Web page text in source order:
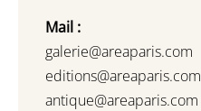
Mail :
galerie@areaparis.com
editions@areaparis.com
antique@areaparis.com